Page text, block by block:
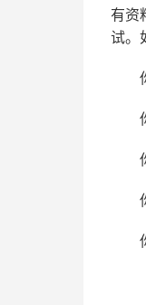
有资
试。